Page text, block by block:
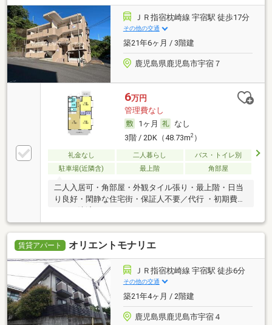
ＪＲ指宿枕崎線 宇宿駅 徒歩17分
その他の交通
築21年6ヶ月 / 3階建
鹿児島県鹿児島市宇宿７
6万円
管理費なし
1ヶ月
なし
3階 / 2DK（48.73m2）
礼金なし 二人暮らし
バス・トイレ別
駐車場(近隣含)
最上階 角部屋
二人入居可・角部屋・外観タイル張り・最上階・日当
り良好・閑静な住宅街・保証人不要／代行 ・初期費用
カード決済可
賃貸アパート オリエントモナリエ
ＪＲ指宿枕崎線 宇宿駅 徒歩6分
その他の交通
築21年4ヶ月 / 2階建
鹿児島県鹿児島市宇宿４